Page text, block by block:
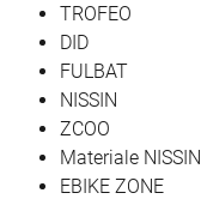
TROFEO
DID
FULBAT
NISSIN
ZCOO
Materiale NISSIN
EBIKE ZONE